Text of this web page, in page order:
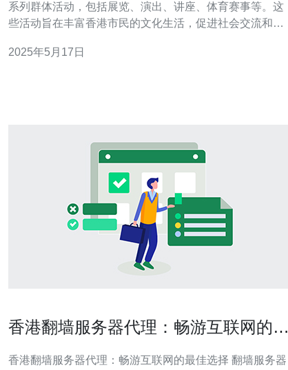
系列群体活动，包括展览、演出、讲座、体育赛事等。这
些活动旨在丰富香港市民的文化生活，促进社会交流和互
香港各大文化场所网站上查看活动日历。 关注香港文化
2025年5月17日
香港翻墙服务器代理：畅游互联网的最
香港翻墙服务器代理：畅游互联网的最佳选择 翻墙服务器